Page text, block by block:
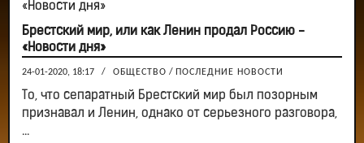
Брестский мир, или как Ленин продал Россию -
«Новости дня»
24-01-2020, 18:17 / ОБЩЕСТВО / ПОСЛЕДНИЕ НОВОСТИ
То, что сепаратный Брестский мир был позорным
признавал и Ленин, однако от серьезного разговора,
...